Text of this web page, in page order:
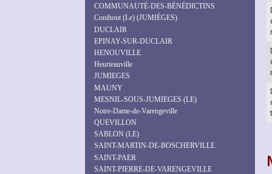
COMMUNAUTÉ-DES-BÉNÉDICTINS
Conihout (Le) (JUMIÈGES)
DUCLAIR
EPINAY-SUR-DUCLAIR
HENOUVILLE
Heurteauville
JUMIEGES
MAUNY
MESNIL-SOUS-JUMIEGES (LE)
Notre-Dame-de-Varengeville
QUEVILLON
SABLON (LE)
SAINT-MARTIN-DE-BOSCHERVILLE
SAINT-PAER
SAINT-PIERRE-DE-VARENGEVILLE